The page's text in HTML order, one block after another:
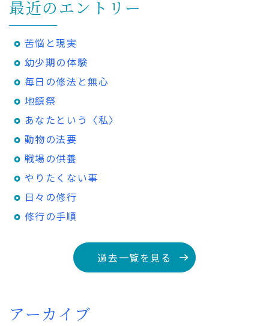
最近のエントリー
苦悩と現実
幼少期の体験
毎日の修法と無心
地鎮祭
あなたという〈私〉
動物の法要
戦場の供養
やりたくない事
日々の修行
修行の手順
過去一覧を見る
アーカイブ